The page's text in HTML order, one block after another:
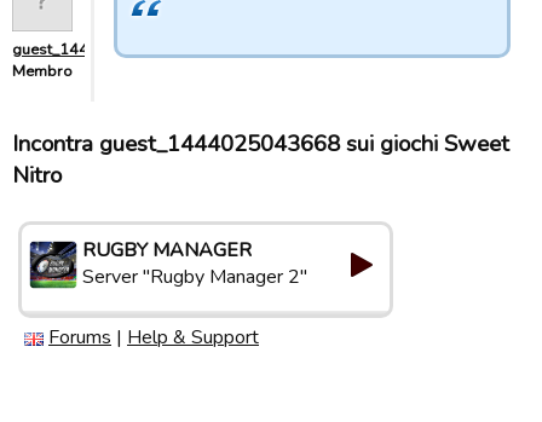
guest_1444025043668
Membro
Incontra guest_1444025043668 sui giochi Sweet
Nitro
RUGBY MANAGER
Server "Rugby Manager 2"
Forums | Help & Support